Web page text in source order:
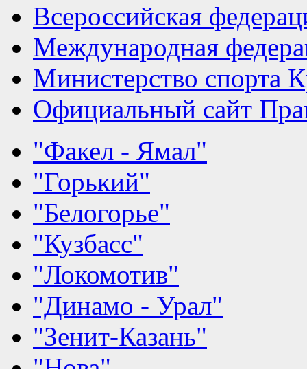
Всероссийская
Международная
Министерство спорта
Официальный сайт
"Факел - Ямал"
"Горький"
"Белогорье"
"Кузбасс"
"Локомотив"
"Динамо - Урал"
"Зенит-Казань"